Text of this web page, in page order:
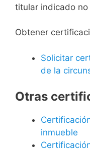
titular indicado
Obtener
Solicitar
de la
Otras
inmueble